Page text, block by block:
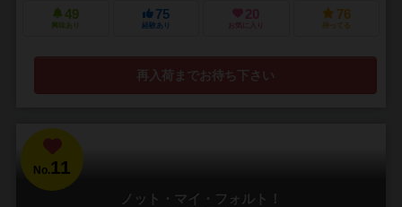
49
興味あり
75
経験あり
20
お気に入り
76
持ってる
再入荷までお待ち下さい
No.11
ノット・マイ・フォルト！